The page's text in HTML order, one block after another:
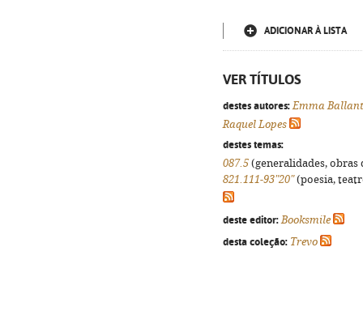
ADICIONAR À LISTA
VER TÍTULOS
destes autores: Emma
Raquel Lopes
destes temas:
087.5 (generalidades,
821.111-93"20"(poesia,
deste editor: Booksmile
desta coleção: Trevo